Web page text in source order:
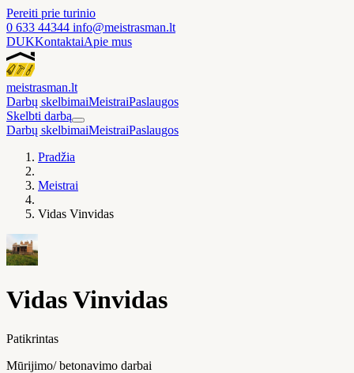
Pereiti prie turinio
0 633 44344 info@meistrasman.lt
DUKKontaktaiApie mus
meistrasman.lt
Darbų skelbimaiMeistraiPaslaugos
Skelbti darbą
Darbų skelbimaiMeistraiPaslaugos
Pradžia
Meistrai
Vidas Vinvidas
Vidas Vinvidas
Patikrintas
Mūrijimo/ betonavimo darbai